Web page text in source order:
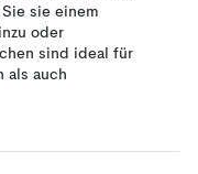
sie einem
oder
sind ideal für
als auch